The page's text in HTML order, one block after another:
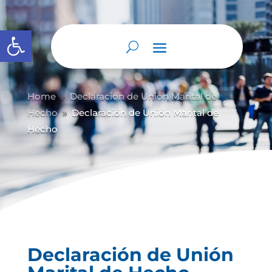
Abrir barra de herramientas
Home 9 Declaración de Unión Marital de
Hecho 9 Declaración de Unión Marital de
Hecho
Declaración de Unión